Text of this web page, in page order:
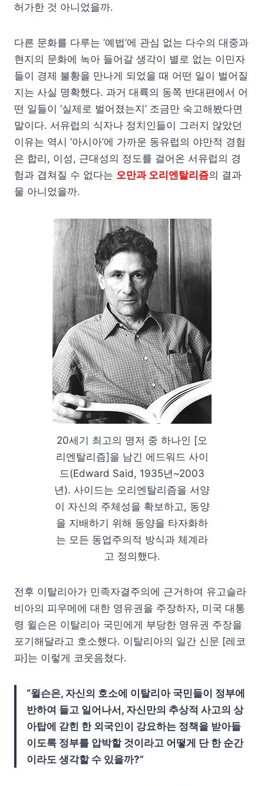
허가한 것 아니었을까.
다른 문화를 다루는 ‘예법’에 관심 없는 다수의 대중과
현지의 문화에 녹아 들어갈 생각이 별로 없는 이민자
들이 경제 불황을 만나게 되었을 때 어떤 일이 벌어질
지는 사실 명확했다. 과거 대륙의 동쪽 반대편에서 어
떤 일들이 ‘실제로 벌어졌는지’ 조금만 숙고해봤다면
말이다. 서유럽의 식자나 정치인들이 그러지 않았던
이유는 역시 ‘아시아’에 가까운 동유럽의 야만적 경험
은 합리, 이성, 근대성의 정도를 걸어온 서유럽의 경
험과 겹쳐질 수 없다는 오만과 오리엔탈리즘의 결과
물 아니었을까.
20세기 최고의 명저 중 하나인 [오
리엔탈리즘]을 남긴 에드워드 사이
드(Edward Said, 1935년~2003
년). 사이드는 오리엔탈리즘을 서양
이 자신의 주체성을 확보하고, 동양
을 지배하기 위해 동양을 타자화하
는 모든 동업주의적 방식과 체계라
고 정의했다.
전후 이탈리아가 민족자결주의에 근거하여 유고슬라
비아의 피우메에 대한 영유권을 주장하자, 미국 대통
령 윌슨은 이탈리아 국민에게 부당한 영유권 주장을
포기해달라고 호소했다. 이탈리아의 일간 신문 [레코
파]는 이렇게 코웃음쳤다.
“윌슨은, 자신의 호소에 이탈리아 국민들이 정부에
반하여 들고 일어나서, 자신만의 추상적 사고의 상
아탑에 갇힌 한 외국인이 강요하는 정책을 받아들
이도록 정부를 압박할 것이라고 어떻게 단 한 순간
이라도 생각할 수 있을까?”